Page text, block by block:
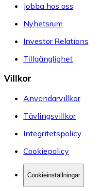
Jobba hos oss
Nyhetsrum
Investor Relations
Tillgänglighet
Villkor
Användarvillkor
Tävlingsvillkor
Integritetspolicy
Cookiepolicy
Cookieinställningar